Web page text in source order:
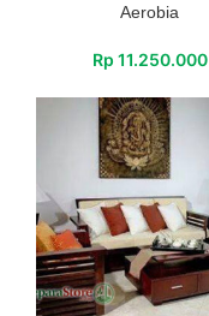
Aerobia
Rp 11.250.000